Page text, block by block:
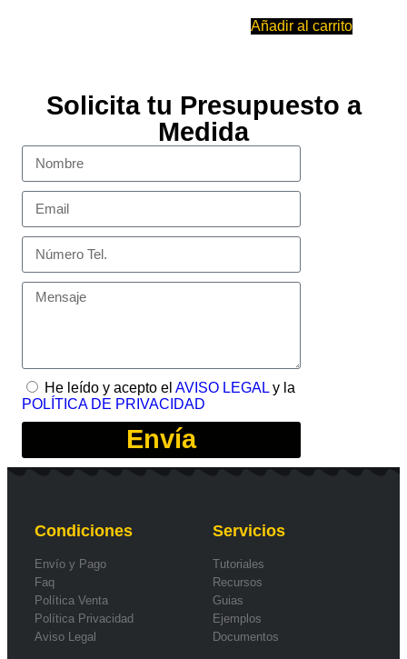
Añadir al carrito
Solicita tu Presupuesto a
Medida
He leído y acepto el AVISO LEGAL y la
POLÍTICA DE PRIVACIDAD
Envía
Condiciones
Envío y Pago
Faq
Política Venta
Política Privacidad
Aviso Legal
Servicios
Tutoriales
Recursos
Guias
Ejemplos
Documentos